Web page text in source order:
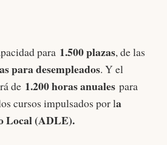
para 1.500 plazas, de las
para desempleados. Y el
de 1.200 horas anuales para
cursos impulsados por la
Local (ADLE).